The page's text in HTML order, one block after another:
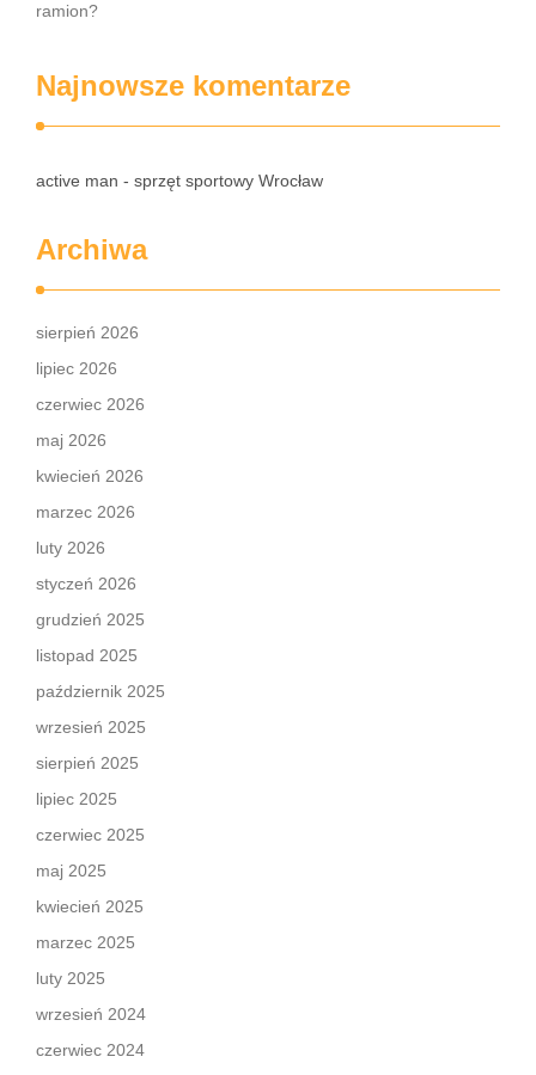
ramion?
Najnowsze komentarze
active man - sprzęt sportowy Wrocław
Archiwa
sierpień 2026
lipiec 2026
czerwiec 2026
maj 2026
kwiecień 2026
marzec 2026
luty 2026
styczeń 2026
grudzień 2025
listopad 2025
październik 2025
wrzesień 2025
sierpień 2025
lipiec 2025
czerwiec 2025
maj 2025
kwiecień 2025
marzec 2025
luty 2025
wrzesień 2024
czerwiec 2024